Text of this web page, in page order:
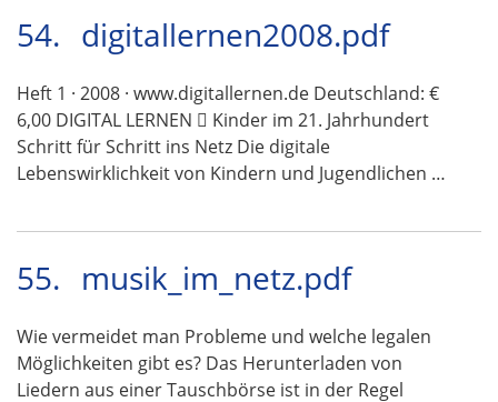
54. digitallernen2008.pdf
Heft 1 · 2008 · www.digitallernen.de Deutschland: €
6,00 DIGITAL LERNEN  Kinder im 21. Jahrhundert
Schritt für Schritt ins Netz Die digitale
Lebenswirklichkeit von Kindern und Jugendlichen …
55. musik_im_netz.pdf
Wie vermeidet man Probleme und welche legalen
Möglichkeiten gibt es? Das Herunterladen von
Liedern aus einer Tauschbörse ist in der Regel